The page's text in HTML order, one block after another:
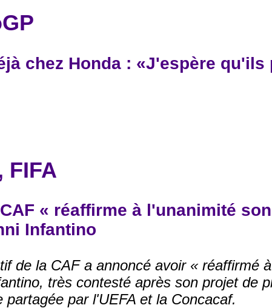
chez Honda : «J'espère
FIFA
« réaffirme à l'unanimité
Infantino
de la CAF a annoncé avoir « réaffirmé
très contesté après son projet de
par l'UEFA et la Concacaf.